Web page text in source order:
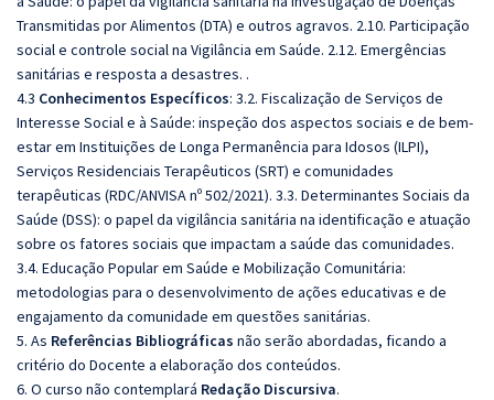
Transmitidas por Alimentos (DTA) e outros agravos. 2.10. Participação
social e controle social na Vigilância em Saúde. 2.12. Emergências
sanitárias e resposta a desastres. .
4.3 Conhecimentos Específicos: 3.2. Fiscalização de Serviços de
Interesse Social e à Saúde: inspeção dos aspectos sociais e de bem-
estar em Instituições de Longa Permanência para Idosos (ILPI),
Serviços Residenciais Terapêuticos (SRT) e comunidades
terapêuticas (RDC/ANVISA nº 502/2021). 3.3. Determinantes Sociais da
Saúde (DSS): o papel da vigilância sanitária na identificação e atuação
sobre os fatores sociais que impactam a saúde das comunidades.
3.4. Educação Popular em Saúde e Mobilização Comunitária:
metodologias para o desenvolvimento de ações educativas e de
engajamento da comunidade em questões sanitárias.
5. As Referências Bibliográficas não serão abordadas, ficando a
critério do Docente a elaboração dos conteúdos.
6. O curso não contemplará Redação Discursiva.